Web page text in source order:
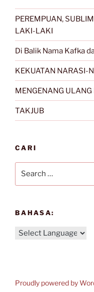
PEREMPUAN,
LAKI-LAKI
Di Balik Nama Kafka
KEKUATAN NARASI-
MENGENANG
TAKJUB
CARI
BAHASA:
Proudly powered by